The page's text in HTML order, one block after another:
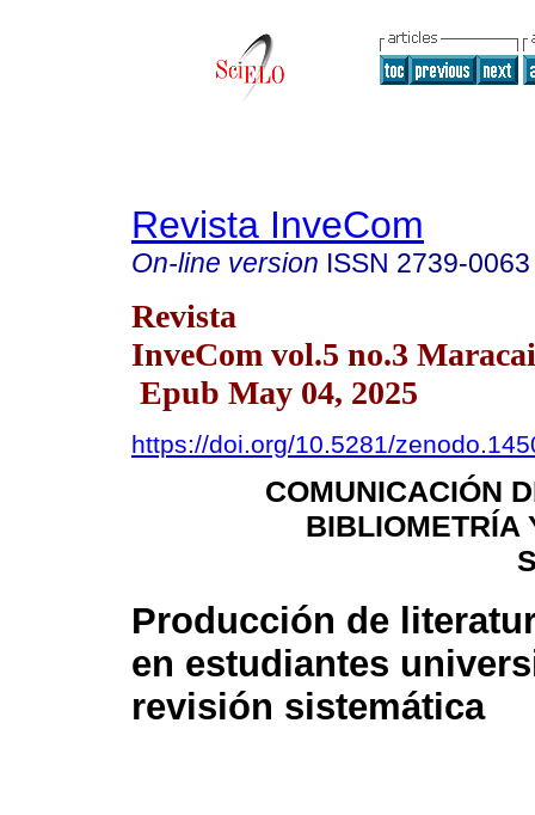
Revista InveCom
On-line version ISSN 2739-0063
Revista
InveCom vol.5 no.3
Epub May 04, 2025
https://doi.org/10.5281/
COMUNICACIÓN
BIBLIOMETRÍA
Producción de
en estudiantes
revisión sistemática